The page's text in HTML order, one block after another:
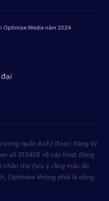
Optimise Media năm 2024
quốc Anh) được đăng ký
số 313408 về các hoạt động
nhân thọ (lưu ý rằng mặc dù
Optimise không phải là công